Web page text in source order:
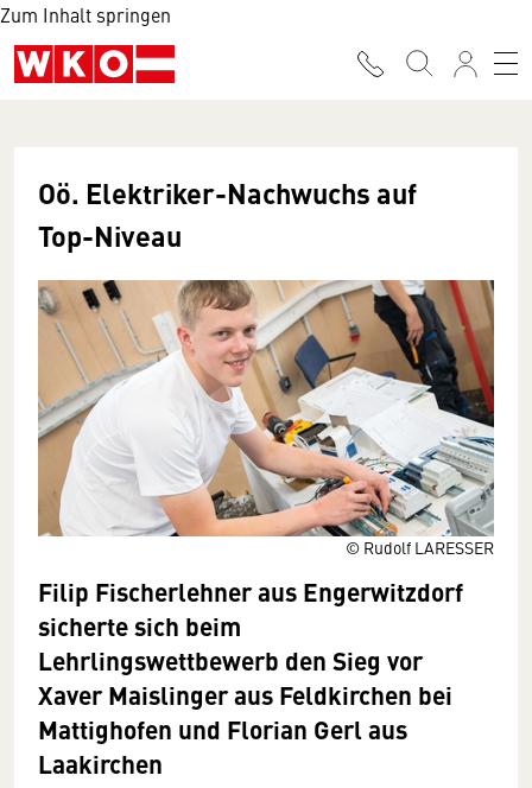
Zum Inhalt springen
© Rudolf LARESSER
Oö. Elektriker-Nachwuchs auf
Top-Niveau
Filip Fischerlehner aus Engerwitzdorf
sicherte sich beim
Lehrlingswettbewerb den Sieg vor
Xaver Maislinger aus Feldkirchen bei
Mattighofen und Florian Gerl aus
Laakirchen